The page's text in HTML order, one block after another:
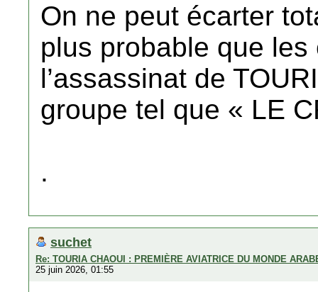
On ne peut écarter
plus probable que
l’assassinat de
groupe tel que « LE
.
suchet
Re: TOURIA CHAOUI : PREMIÈRE AVIATRICE DU MONDE
25 juin 2026, 01:55